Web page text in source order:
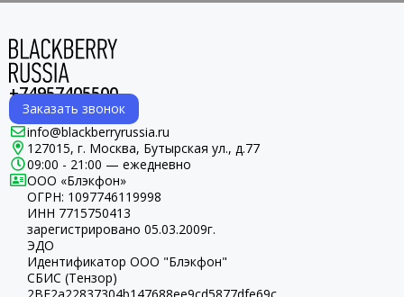
+74957405500
Заказать звонок
info@blackberryrussia.ru
127015, г. Москва, Бутырская ул., д.77
09:00 - 21:00 — ежедневно
ООО «Блэкфон»
ОГРН: 1097746119998
ИНН 7715750413
зарегистрировано 05.03.2009г.
ЭДО
Идентификатор ООО "Блэкфон"
СБИС (Тензор)